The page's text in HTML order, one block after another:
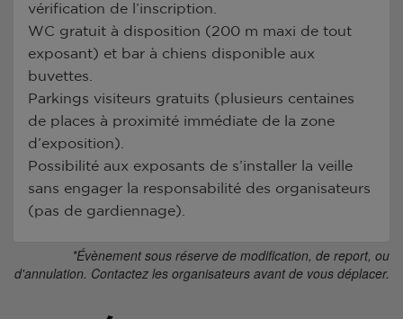
vérification de l’inscription.
WC gratuit à disposition (200 m maxi de tout
exposant) et bar à chiens disponible aux
buvettes.
Parkings visiteurs gratuits (plusieurs centaines
de places à proximité immédiate de la zone
d’exposition).
Possibilité aux exposants de s’installer la veille
sans engager la responsabilité des organisateurs
(pas de gardiennage).
*Évènement sous réserve de modification, de report, ou
d'annulation. Contactez les organisateurs avant de vous déplacer.